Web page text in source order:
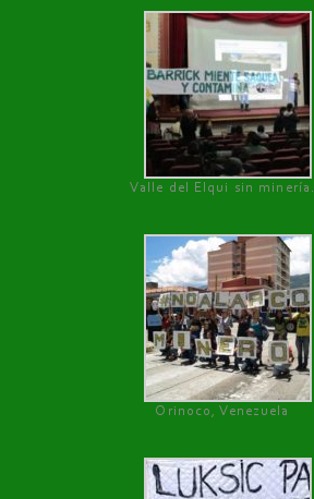
Valle del Elqui sin minería.
Orinoco, Venezuela